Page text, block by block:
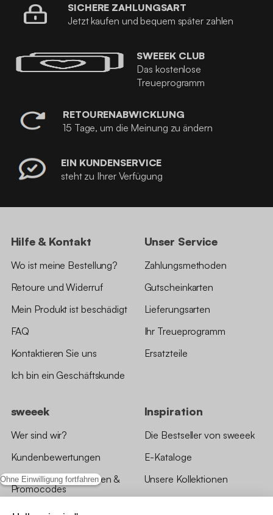
Ohne Einwilligung fortfahren
SICHERE ZAHLUNGSART
Jetzt kaufen und bequem später zahlen
SWEEEK CLUB
Das kostenlose
Treueprogramm
RETOURENABWICKLUNG
15 Tage, um die Meinung zu ändern
EIN KUNDENSERVICE
steht zu Ihrer Verfügung
Hilfe & Kontakt
Wo ist meine Bestellung?
Retoure und Widerruf
Mein Produkt ist beschädigt
FAQ
Kontaktieren Sie uns
Ich bin ein Geschäftskunde
Unser Service
Zahlungsmethoden
Gutscheinkarten
Lieferungsarten
Ihr Treueprogramm
Ersatzteile
sweeek
Wer sind wir?
Kundenbewertungen
*Angebotsbedingungen &
Promocodes
Bewertungen von sweeek
Inspiration
Die Bestseller von sweeek
E-Kataloge
Unsere Kollektionen